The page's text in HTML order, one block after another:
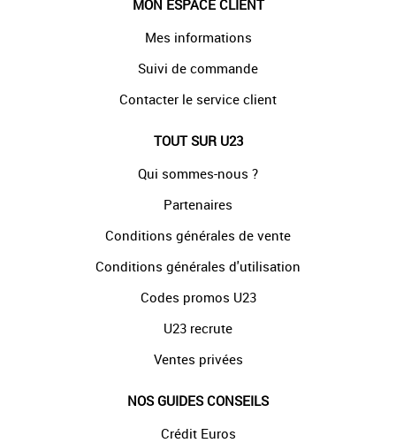
MON ESPACE CLIENT
Mes informations
Suivi de commande
Contacter le service client
TOUT SUR U23
Qui sommes-nous ?
Partenaires
Conditions générales de vente
Conditions générales d'utilisation
Codes promos U23
U23 recrute
Ventes privées
NOS GUIDES CONSEILS
Crédit Euros